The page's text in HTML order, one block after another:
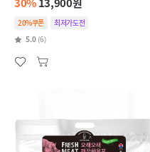
20%쿠폰
최저가도전
5.0 (6)